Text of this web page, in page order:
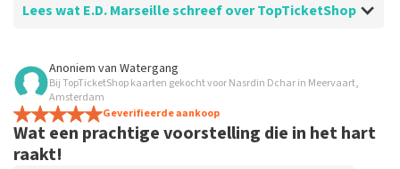
Lees wat E.D. Marseille schreef over TopTicketShop
Beoordeling van E.D. Marseille over
Lekker gemakkelijk bestellen en betalen.
Dank voor je medewerking Topticketshop.
Anoniem van Watergang
Bij TopTicketShop kaarten gekocht voor Nasrdin Dchar in Meervaart,
Amsterdam
Geverifieerde aankoop
Wat een prachtige voorstelling die in het hart
raakt!